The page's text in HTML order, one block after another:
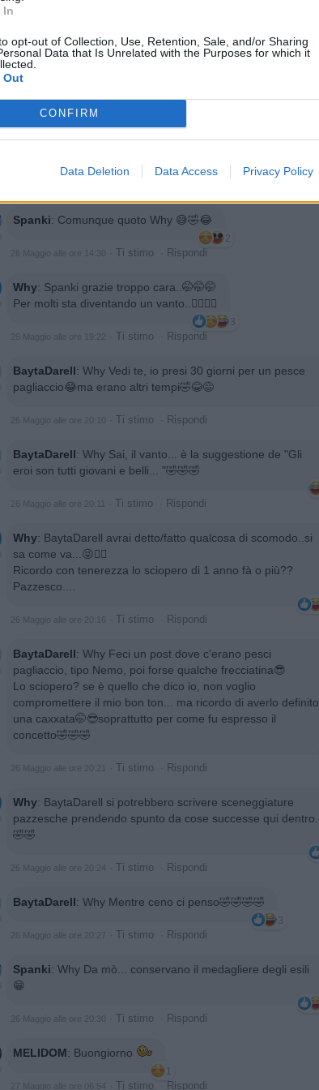
In
opt-out of Collection, Use, Retention, Sale, and/or Sharing
Data that Is Unrelated with the Purposes for which it
Out
CONFIRM
Data Deletion Data Access Privacy Policy
Spanki:Perché gli ossessionati di dx non vengono mai
esiliati? 😎
26 Maggio alle ore 14:16·Ti stimo·Rispondi
Spanki: Comunque quoto Why 😅🤣😂
2
26 Maggio alle ore 14:30 Ti stimo Rispondi
Why: Spanki grazie troppo cara..🤭🤭🤭
Per molti sta diventando un vanto..🤦‍♂️🤦‍♂️
3
26 Maggio alle ore 19:22 Ti stimo Rispondi
BaytaDarell: Why Vedi te, io presi 30 giorni per un pesce
pagliaccio😂ma erano altri tempi🤣😂😅
26 Maggio alle ore 20:10 Ti stimo Rispondi
BaytaDarell: Why Sai, il vanto... è la suggestione de "Gli
eroi son tutti giovani e belli... "🤣🤣🤣
26 Maggio alle ore 20:11 Ti stimo Rispondi
Why: BaytaDarell avrai detto/fatto qualcosa di scomodo..si
sa come va...😝🤦‍♂️
Ricordo con tenerezza lo sciopero di 1 anno fà o più??
Pazzesco....
26 Maggio alle ore 20:16 Ti stimo Rispondi
BaytaDarell: Why Feci un post dove c'erano pesci
pagliaccio, tipo Nemo, poi forse qualche frecciatina😎
Lo sciopero? se è quello che dico io, non voglio
compromettere il mio bon ton... ma ricordo di averlo definito
una caxxata🤭😎soprattutto per come fu espresso il
concetto🤣🤣🤣
26 Maggio alle ore 20:21 Ti stimo Rispondi
Why: BaytaDarell si potrebbero scrivere sceneggiature
pazzesche prendendo spunto da cose successe qui dentro..
🤣🤣
26 Maggio alle ore 20:24 Ti stimo Rispondi
BaytaDarell: Why Mentre ceno ci penso🤣🤣🤣🤣
3
26 Maggio alle ore 20:27 Ti stimo Rispondi
Spanki: Why Da mò... conservano il medagliere degli esili
😁
26 Maggio alle ore 20:30 Ti stimo Rispondi
MELIDOM: Buongiorno
1
27 Maggio alle ore 06:54 Ti stimo Rispondi